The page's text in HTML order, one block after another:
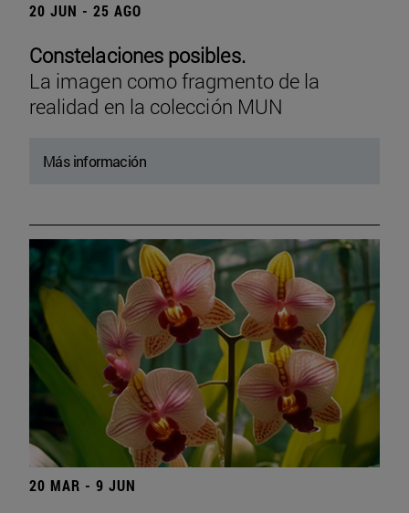
20 JUN - 25 AGO
Constelaciones posibles.
La imagen como fragmento de la
realidad en la colección MUN
Más información
20 MAR - 9 JUN